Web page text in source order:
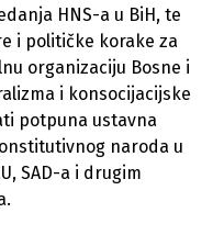
HNS-a u BiH, te
i političke korake za
organizaciju Bosne i
i konsocijacijske
potpuna ustavna
naroda u
SAD-a i drugim